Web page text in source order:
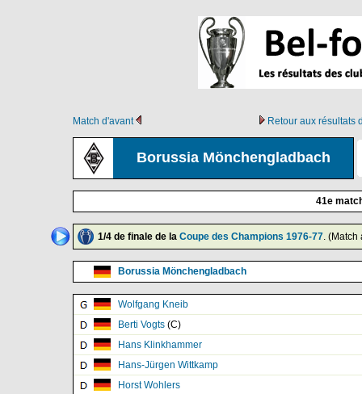
Match d'avant Retour aux résultats
Borussia Mönchengladbach
41e
1/4 de finale de la Coupe des Champions 1976-77. (Match
Borussia Mönchengladbach
Wolfgang Kneib
Berti Vogts (C)
Hans Klinkhammer
Hans-Jürgen Wittkamp
Horst Wohlers